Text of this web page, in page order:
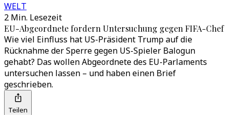
WELT
2 Min. Lesezeit
EU-Abgeordnete fordern Untersuchung gegen FIFA-Chef
Wie viel Einfluss hat US-Präsident Trump auf die
Rücknahme der Sperre gegen US-Spieler Balogun
gehabt? Das wollen Abgeordnete des EU-Parlaments
untersuchen lassen – und haben einen Brief
geschrieben.
Teilen